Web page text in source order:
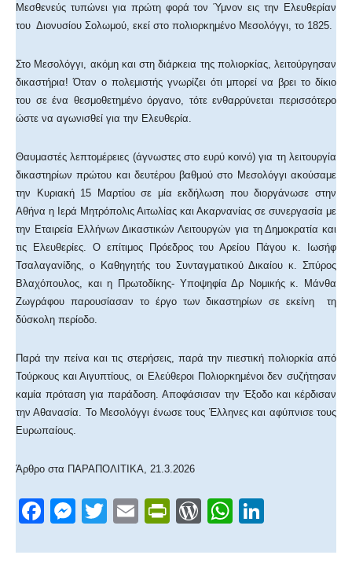
Μεσθενεύς τυπώνει για πρώτη φορά τον Ύμνον εις την Ελευθερίαν
του Διονυσίου Σολωμού, εκεί στο πολιορκημένο Μεσολόγγι, το 1825.
Στο Μεσολόγγι, ακόμη και στη διάρκεια της πολιορκίας, λειτούργησαν
δικαστήρια! Όταν ο πολεμιστής γνωρίζει ότι μπορεί να βρει το δίκιο
του σε ένα θεσμοθετημένο όργανο, τότε ενθαρρύνεται περισσότερο
ώστε να αγωνισθεί για την Ελευθερία.
Θαυμαστές λεπτομέρειες (άγνωστες στο ευρύ κοινό) για τη λειτουργία
δικαστηρίων πρώτου και δευτέρου βαθμού στο Μεσολόγγι ακούσαμε
την Κυριακή 15 Μαρτίου σε μία εκδήλωση που διοργάνωσε στην
Αθήνα η Ιερά Μητρόπολις Αιτωλίας και Ακαρνανίας σε συνεργασία με
την Εταιρεία Ελλήνων Δικαστικών Λειτουργών για τη Δημοκρατία και
τις Ελευθερίες. Ο επίτιμος Πρόεδρος του Αρείου Πάγου κ. Ιωσήφ
Τσαλαγανίδης, ο Καθηγητής του Συνταγματικού Δικαίου κ. Σπύρος
Βλαχόπουλος, και η Πρωτοδίκης- Υποψηφία Δρ Νομικής κ. Μάνθα
Ζωγράφου παρουσίασαν το έργο των δικαστηρίων σε εκείνη τη
δύσκολη περίοδο.
Παρά την πείνα και τις στερήσεις, παρά την πιεστική πολιορκία από
Τούρκους και Αιγυπτίους, οι Ελεύθεροι Πολιορκημένοι δεν συζήτησαν
καμία πρόταση για παράδοση. Αποφάσισαν την Έξοδο και κέρδισαν
την Αθανασία. Το Μεσολόγγι ένωσε τους Έλληνες και αφύπνισε τους
Ευρωπαίους.
Άρθρο στα ΠΑΡΑΠΟΛΙΤΙΚΑ, 21.3.2026
F
M
T
E
Pr W
W